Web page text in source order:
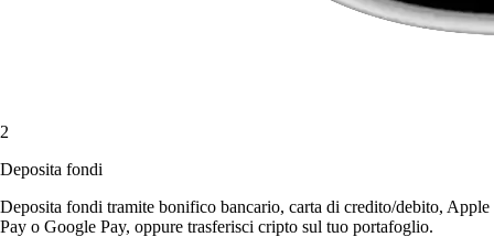
2
Deposita fondi
Deposita fondi tramite bonifico bancario, carta di credito/debito, Apple
Pay o Google Pay, oppure trasferisci cripto sul tuo portafoglio.